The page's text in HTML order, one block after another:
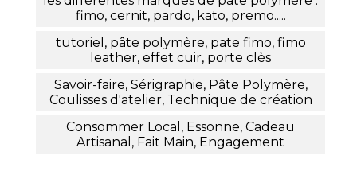
fimo, cernit, pardo, kato, premo.....
tutoriel, pâte polymère, pate fimo, fimo
leather, effet cuir, porte clès
Savoir-faire, Sérigraphie, Pâte Polymère,
Coulisses d'atelier, Technique de création
Consommer Local, Essonne, Cadeau
Artisanal, Fait Main, Engagement